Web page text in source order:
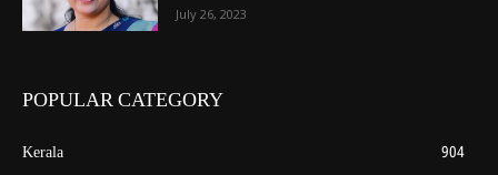
July 26, 2023
POPULAR CATEGORY
Kerala 904